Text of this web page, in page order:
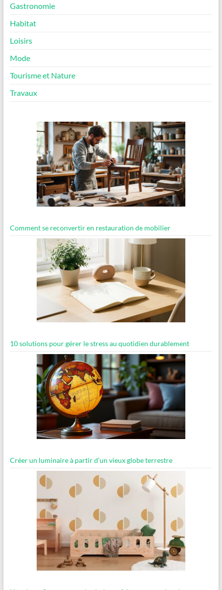
Gastronomie
Habitat
Loisirs
Mode
Tourisme et Nature
Travaux
Comment se reconvertir en restauration de mobilier
10 solutions pour gérer le stress au quotidien durablement
Créer un luminaire à partir d’un vieux globe terrestre